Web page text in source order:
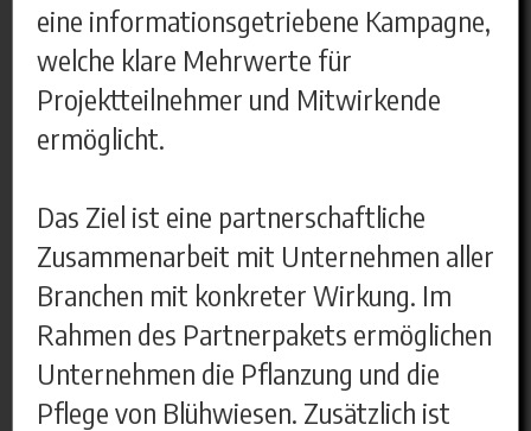
eine informationsgetriebene Kampagne,
welche klare Mehrwerte für
Projektteilnehmer und Mitwirkende
ermöglicht.
Das Ziel ist eine partnerschaftliche
Zusammenarbeit mit Unternehmen aller
Branchen mit konkreter Wirkung. Im
Rahmen des Partnerpakets ermöglichen
Unternehmen die Pflanzung und die
Pflege von Blühwiesen. Zusätzlich ist